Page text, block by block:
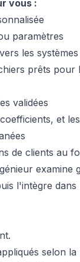
vous :
paramètres
les
prêts pour
validées
et
de clients au
l'intègre
selon la